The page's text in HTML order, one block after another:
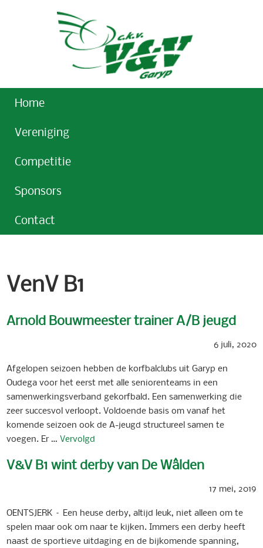
Home
Vereniging
Competitie
Sponsors
Contact
VenV B1
Arnold Bouwmeester trainer A/B jeugd
6 juli, 2020
Afgelopen seizoen hebben de korfbalclubs uit Garyp en
Oudega voor het eerst met alle seniorenteams in een
samenwerkingsverband gekorfbald. Een samenwerking die
zeer succesvol verloopt. Voldoende basis om vanaf het
komende seizoen ook de A-jeugd structureel samen te
voegen. Er …Vervolgd
V&V B1 wint derby van De Wâlden
17 mei, 2019
OENTSJERK – Een heuse derby, altijd leuk, niet alleen om te
spelen maar ook om naar te kijken. Immers een derby heeft
naast de sportieve uitdaging en de bijkomende spanning,